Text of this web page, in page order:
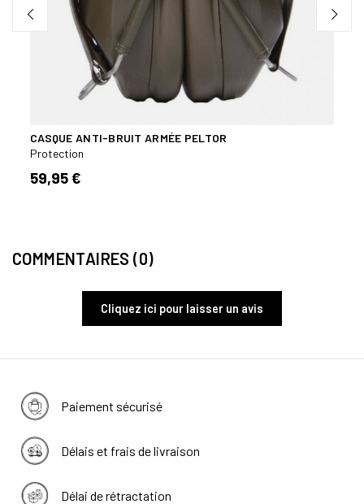
CASQUE ANTI-BRUIT ARMÉE PELTOR
Protection
59,95 €
COMMENTAIRES (0)
Cliquez ici pour laisser un avis
Paiement sécurisé
Délais et frais de livraison
Délai de rétractation